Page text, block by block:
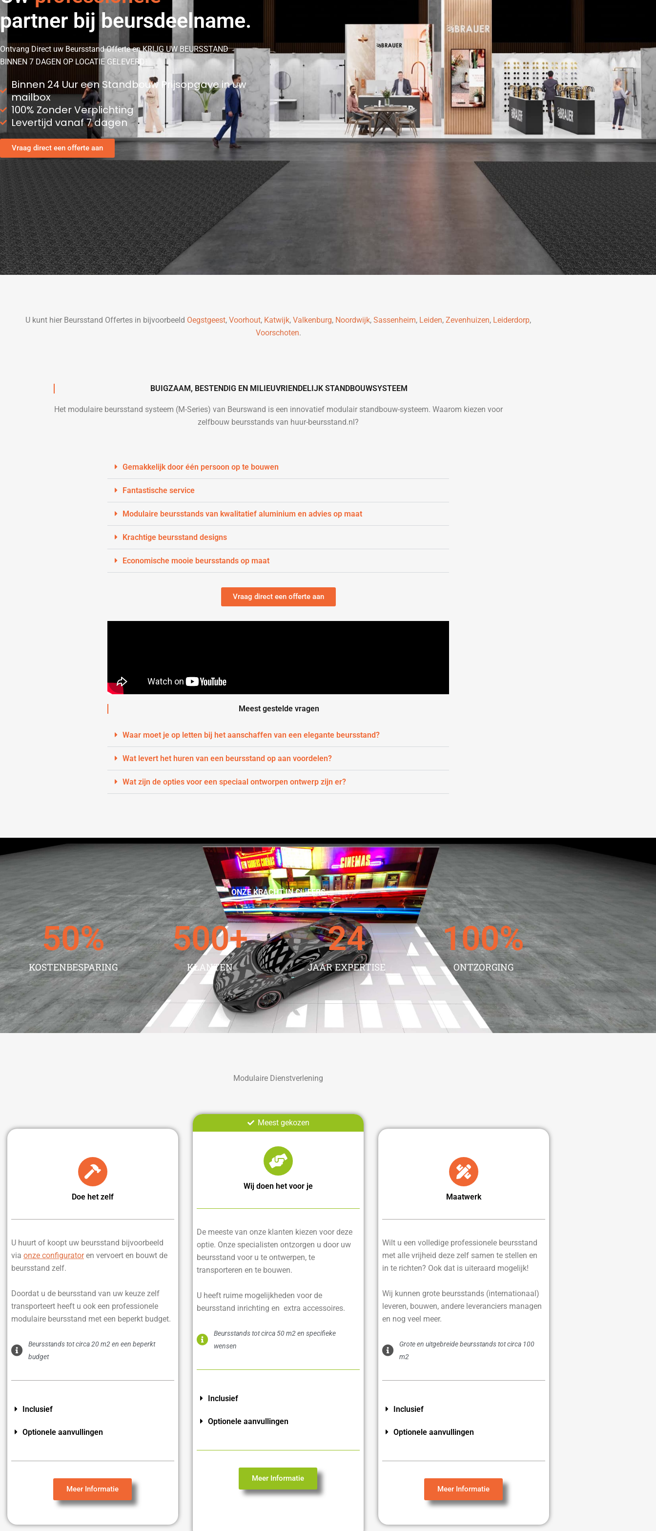
partner bij beursdeelname.
Ontvang Direct uw Beursstand Offerte en KRIJG UW BEURSSTAND
BINNEN 7 DAGEN OP LOCATIE GELEVERD!
Binnen 24 Uur een Standbouw Prijsopgave in uw
mailbox
100% Zonder Verplichting
Levertijd vanaf 7 dagen
Vraag direct een offerte aan
U kunt hier Beursstand Offertes in bijvoorbeeld Oegstgeest, Voorhout, Katwijk, Valkenburg, Noordwijk, Sassenheim, Leiden, Zevenhuizen, Leiderdorp,
Voorschoten.
BUIGZAAM, BESTENDIG EN MILIEUVRIENDELIJK STANDBOUWSYSTEEM
Het modulaire beursstand systeem (M-Series) van Beurswand is een innovatief modulair standbouw-systeem. Waarom kiezen voor
zelfbouw beursstands van huur-beursstand.nl?
Gemakkelijk door één persoon op te bouwen
Fantastische service
Modulaire beursstands van kwalitatief aluminium en advies op maat
Krachtige beursstand designs
Economische mooie beursstands op maat
Vraag direct een offerte aan
Meest gestelde vragen
Waar moet je op letten bij het aanschaffen van een elegante beursstand?
Wat levert het huren van een beursstand op aan voordelen?
Wat zijn de opties voor een speciaal ontworpen ontwerp zijn er?
ONZE KRACHT IN CIJFERS
KOSTENBESPARING
50%
KLANTEN
500+
JAAR EXPERTISE
24
ONTZORGING
100%
Modulaire Dienstverlening
Doe het zelf
U huurt of koopt uw beursstand bijvoorbeeld
via onze configuratoren vervoert en bouwt de
beursstand zelf.
Doordat u de beursstand van uw keuze zelf
transporteert heeft u ook een professionele
modulaire beursstand met een beperkt budget.
Beursstands tot circa 20 m2 en een beperkt
budget
Inclusief
Optionele aanvullingen
Meer Informatie
Meest gekozen
Wij doen het voor je
De meeste van onze klanten kiezen voor deze
optie. Onze specialisten ontzorgen u door uw
beursstand voor u te ontwerpen, te
transporteren en te bouwen.
U heeft ruime mogelijkheden voor de
beursstand inrichting en extra accessoires.
Beursstands tot circa 50 m2 en specifieke
wensen
Inclusief
Optionele aanvullingen
Meer Informatie
Maatwerk
Wilt u een volledige professionele beursstand
met alle vrijheid deze zelf samen te stellen en
in te richten? Ook dat is uiteraard mogelijk!
Wij kunnen grote beursstands (internationaal)
leveren, bouwen, andere leveranciers managen
en nog veel meer.
Grote en uitgebreide beursstands tot circa 100
m2
Inclusief
Optionele aanvullingen
Meer Informatie